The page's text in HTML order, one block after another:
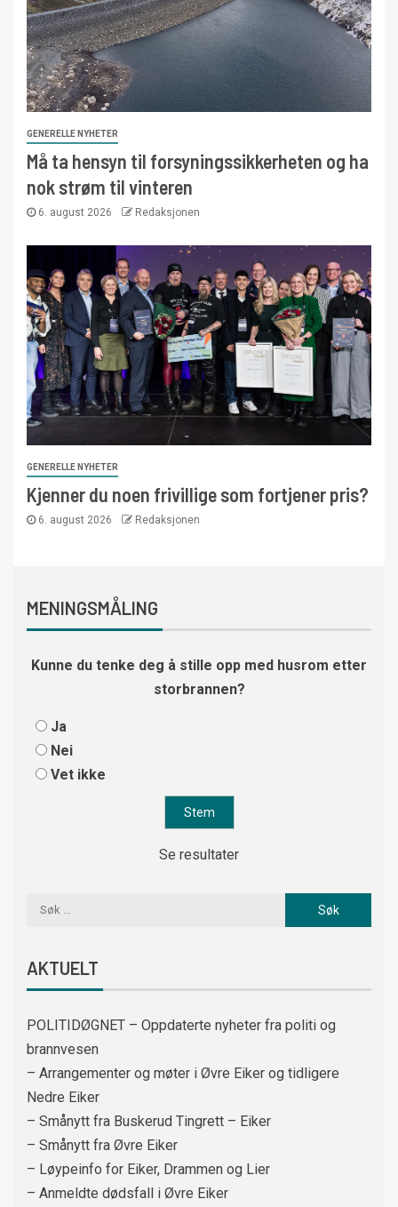
GENERELLE NYHETER
Må ta hensyn til forsyningssikkerheten og ha
nok strøm til vinteren
6. august 2026 Redaksjonen
GENERELLE NYHETER
Kjenner du noen frivillige som fortjener pris?
6. august 2026 Redaksjonen
MENINGSMÅLING
Kunne du tenke deg å stille opp med husrom etter
storbrannen?
Ja
Nei
Vet ikke
Se resultater
AKTUELT
POLITIDØGNET – Oppdaterte nyheter fra politi og
brannvesen
– Arrangementer og møter i Øvre Eiker og tidligere
Nedre Eiker
– Smånytt fra Buskerud Tingrett – Eiker
– Smånytt fra Øvre Eiker
– Løypeinfo for Eiker, Drammen og Lier
– Anmeldte dødsfall i Øvre Eiker